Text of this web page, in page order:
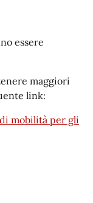
essere
maggiori
link:
di mobilità per gli